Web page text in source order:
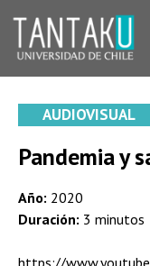
content
AUDIOVISUAL
Pandemia y
Año: 2020
Duración: 3 minutos